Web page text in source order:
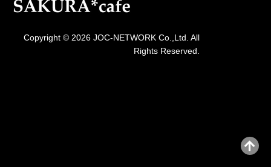
Copyright © 2026 JOC-NETWORK Co.,Ltd. All
Rights Reserved.